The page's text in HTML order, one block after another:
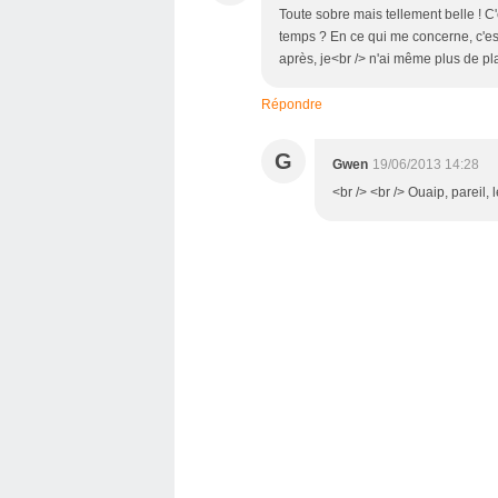
Toute sobre mais tellement belle !
temps ? En ce qui me concerne,
après, je<br /> n'ai même plus de
Répondre
G Gwen 19/06/2013 14:28
<br /> <br /> Ouaip, pareil,